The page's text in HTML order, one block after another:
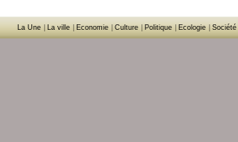
La Une La ville Economie Culture Politique Ecologie Société